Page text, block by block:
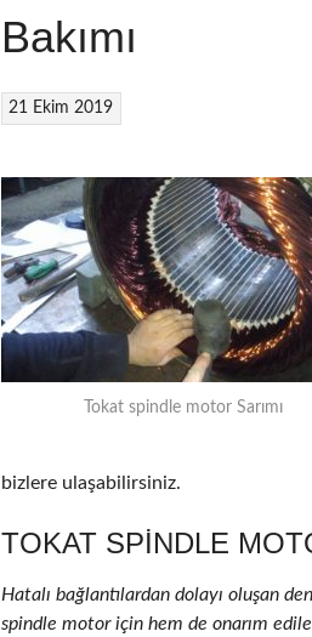
Bakımı
21 Ekim 2019
Tokat spindle motor Sarımı
bizlere ulaşabilirsiniz.
TOKAT SPINDLE
Hatalı bağlantılardan dolayı oluşan
spindle motor için hem de onarım